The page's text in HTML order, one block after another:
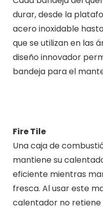
durar, desde la
acero inoxidable
que se utilizan en las
diseño innovador
bandeja para el
Fire Tile
Una caja de
mantiene su
eficiente mientras
fresca. Al usar este
calentador no retiene